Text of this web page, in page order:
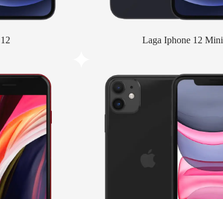
Laga Iphone 12 Mini